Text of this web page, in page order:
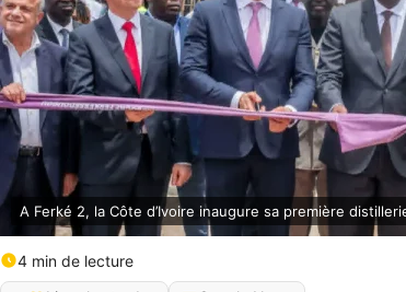
A Ferké 2, la Côte d’Ivoire inaugure sa première
4 min de lecture